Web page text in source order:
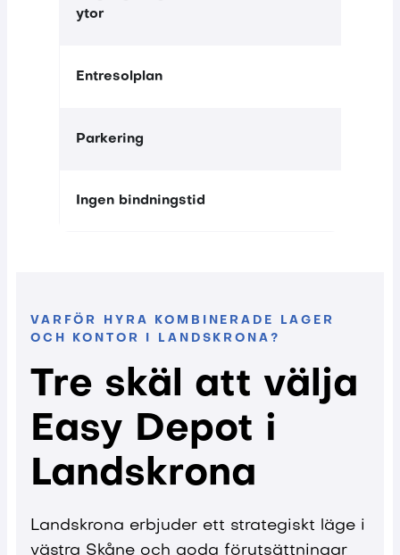
ytor
Entresolplan
Parkering
Ingen bindningstid
VARFÖR HYRA KOMBINERADE LAGER
OCH KONTOR I LANDSKRONA?
Tre skäl att välja
Easy Depot i
Landskrona
Landskrona erbjuder ett strategiskt läge i
västra Skåne och goda förutsättningar